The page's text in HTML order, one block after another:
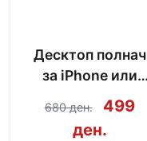
Десктоп полнач
за iPhone или
Android со модел
по избор
680 ден.
499
ден.